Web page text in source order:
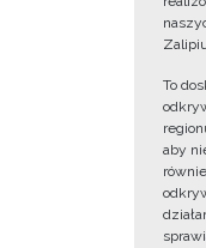
To
aby